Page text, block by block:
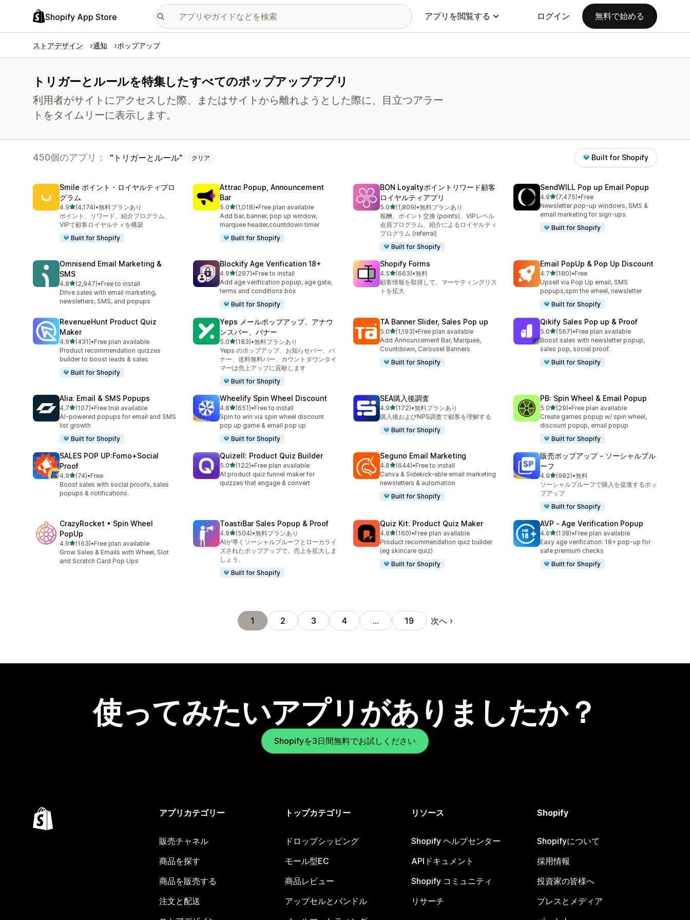
Shopify App Store アプリを閲覧する ログイン 無料で始める
ストアデザイン 通知 ポップアップ
トリガーとルールを特集したすべてのポップアップアプリ
利用者がサイトにアクセスした際、またはサイトから離れようとした際に、目立つアラー
トをタイムリーに表示します。
450個のアプリ： トリガーとルール クリア Built for Shopify
Smile ポイント・ロイヤルティプロ
グラム
4.95つ星中
(4,174)
合計レビュー数：4174件
•無料プランあり
ポイント、リワード、紹介プログラム、
VIPで顧客ロイヤルティを構築
Built for Shopify
Attrac Popup, Announcement
Bar
5.05つ星中
(1,018)
合計レビュー数：1018件
•Free plan available
Add bar, banner, pop up window,
marquee header,countdown timer
Built for Shopify
BON Loyaltyポイントリワード顧客
ロイヤルティアプリ
5.05つ星中
(1,809)
合計レビュー数：1809件
•無料プランあり
報酬、ポイント交換 (points)、VIPレベル
会員プログラム、紹介によるロイヤルティ
プログラム (referral)
Built for Shopify
SendWILL Pop up Email Popup
4.95つ星中
(7,475)
合計レビュー数：7475件
•Free
Newsletter pop-up windows, SMS &
email marketing for sign-ups
Built for Shopify
Omnisend Email Marketing &
SMS
4.85つ星中
(2,947)
合計レビュー数：2947件
•Free to install
Drive sales with email marketing,
newsletters, SMS, and popups
Blockify Age Verification 18+
4.95つ星中
(297)
合計レビュー数：297件
•Free to install
Add age verification popup, age gate,
terms and conditions box
Built for Shopify
Shopify Forms
4.55つ星中
(663)
合計レビュー数：663件
•無料
顧客情報を取得して、マーケティングリス
トを拡大
Email PopUp & Pop Up Discount
4.75つ星中
(180)
合計レビュー数：180件
•Free
Upsell via Pop Up email, SMS
popups,spin the wheel, newsletter
Built for Shopify
RevenueHunt Product Quiz
Maker
4.95つ星中
(431)
合計レビュー数：431件
•Free plan available
Product recommendation quizzes
builder to boost leads & sales
Built for Shopify
Yeps メールポップアップ、アナウ
ンスバー、バナー
5.05つ星中
(183)
合計レビュー数：183件
•無料プランあり
Yeps のポップアップ、お知らせバー、バ
ナー、送料無料バー、カウントダウンタイ
マーは売上アップに貢献します
Built for Shopify
TA Banner Slider, Sales Pop up
5.05つ星中
(1,193)
合計レビュー数：1193件
•Free plan available
Add Announcement Bar, Marquee,
Countdown, Carousel Banners
Built for Shopify
Qikify Sales Pop up & Proof
5.05つ星中
(567)
合計レビュー数：567件
•Free plan available
Boost sales with newsletter popup,
sales pop, social proof.
Built for Shopify
Alia: Email & SMS Popups
4.75つ星中
(107)
合計レビュー数：107件
•Free trial available
AI-powered popups for email and SMS
list growth
Built for Shopify
Wheelify Spin Wheel Discount
4.85つ星中
(651)
合計レビュー数：651件
•Free to install
Spin to win via spin wheel discount
pop up game & email pop up
Built for Shopify
SEA購入後調査
4.95つ星中
(172)
合計レビュー数：172件
•無料プランあり
購入後およびNPS調査で顧客を理解する
Built for Shopify
PB: Spin Wheel & Email Popup
5.05つ星中
(29)
合計レビュー数：29件
•Free plan available
Create games popup w/ spin wheel,
discount popup, email popup
Built for Shopify
SALES POP UP:Fomo+Social
Proof
4.95つ星中
(74)
合計レビュー数：74件
•Free
Boost sales with social proofs, sales
popups & notifications.
Quizell: Product Quiz Builder
5.05つ星中
(122)
合計レビュー数：122件
•Free plan available
AI product quiz funnel maker for
quizzes that engage & convert
Seguno Email Marketing
4.85つ星中
(644)
合計レビュー数：644件
•Free to install
Canva & Sidekick-able email marketing
newsletters & automation
Built for Shopify
販売ポップアップ ‑ ソーシャルプル
ーフ
4.95つ星中
(982)
合計レビュー数：982件
•無料
ソーシャルプルーフで購入を促進するポッ
プアップ
Built for Shopify
CrazyRocket • Spin Wheel
PopUp
4.95つ星中
(163)
合計レビュー数：163件
•Free plan available
Grow Sales & Emails with Wheel, Slot
and Scratch Card Pop Ups
ToastiBar Sales Popup & Proof
4.95つ星中
(504)
合計レビュー数：504件
•無料プランあり
AIが導くソーシャルプルーフとローカライ
ズされたポップアップで、売上を拡大しま
しょう。
Built for Shopify
Quiz Kit: Product Quiz Maker
4.85つ星中
(160)
合計レビュー数：160件
•Free plan available
Product recommendation quiz builder
(eg skincare quiz)
Built for Shopify
AVP ‑ Age Verification Popup
4.65つ星中
(138)
合計レビュー数：138件
•Free plan available
Easy age verification: 18+ pop-up for
safe premium checks
Built for Shopify
1 2 3 4 … 19 次へ
使ってみたいアプリがありましたか？
Shopifyを3日間無料でお試しください
アプリカテゴリー
販売チャネル
商品を探す
商品を販売する
注文と配送
トップカテゴリー
ドロップシッピング
モール型EC
商品レビュー
アップセルとバンドル
リソース
Shopify ヘルプセンター
APIドキュメント
Shopify コミュニティ
リサーチ
Shopify
Shopifyについて
採用情報
投資家の皆様へ
プレスとメディア